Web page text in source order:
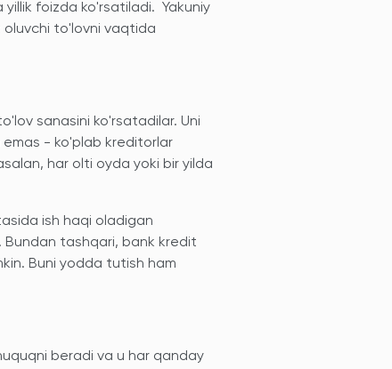
foizda ko'rsatiladi. Yakuniy
oluvchi to'lovni vaqtida
sanasini ko'rsatadilar. Uni
emas - ko'plab kreditorlar
har olti oyda yoki bir yilda
ish haqi oladigan
Bundan tashqari, bank kredit
Buni yodda tutish ham
beradi va u har qanday